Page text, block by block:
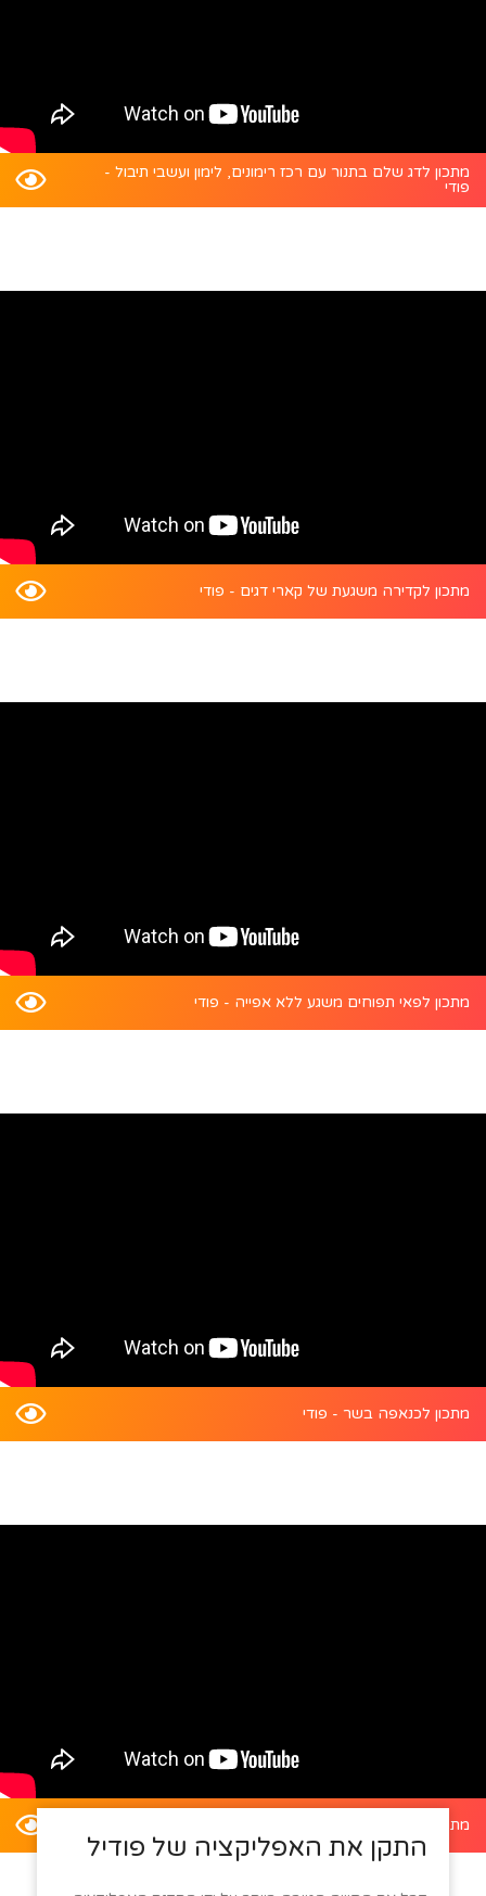
מתכון לדג שלם בתנור עם רכז רימונים, לימון ועשבי תיבול -
פודי
מתכון לקדירה משגעת של קארי דגים - פודי
מתכון לפאי תפוחים משגע ללא אפייה - פודי
מתכון לכנאפה בשר - פודי
מתכון לדלעת ערמונים במילוי סלט קינואה - פודי
התקן את האפליקציה של פודיל